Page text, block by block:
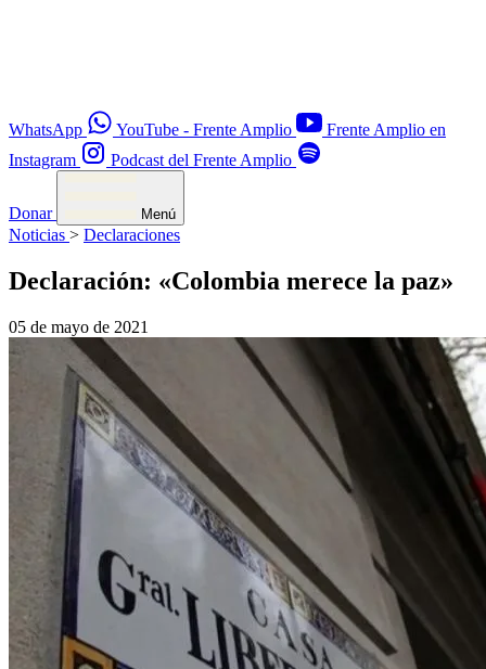
WhatsApp YouTube - Frente Amplio
Frente Amplio en
Instagram
Podcast del Frente Amplio
Donar Menú
Noticias > Declaraciones
Declaración: «Colombia merece la paz»
05 de mayo de 2021